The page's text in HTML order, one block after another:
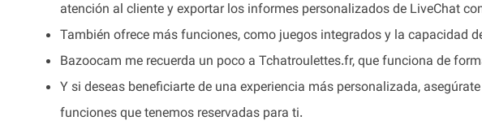
atención al cliente y exportar los informes personalizados de LiveChat
También ofrece más funciones, como juegos integrados y la capacidad
Bazoocam me recuerda un poco a Tchatroulettes.fr, que funciona de
Y si deseas beneficiarte de una experiencia más personalizada,
funciones que tenemos reservadas para ti.